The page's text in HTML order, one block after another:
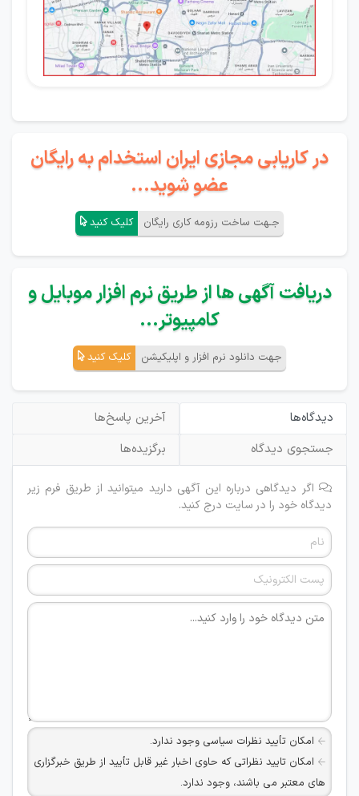
در کاریابی مجازی ایران استخدام به رایگان
عضو شوید...
جـهت ساخت رزومه کاری رایگان کلیک کنید
دریافت آگهی ها از طریق نرم افزار موبایل و
کامپیوتر...
جهت دانلود نرم افزار و اپلیکیشن کلیک کنید
دیدگاه‌ها
آخرین پاسخ‌ها
جستجوی دیدگاه
برگزیده‌ها
اگر دیدگاهی درباره این آگهی دارید میتوانید از طریق فرم زیر
دیدگاه خود را در سایت درج کنید.
امکان تأیید نظرات سیاسی وجود ندارد.
امکان تایید نظراتی که حاوی اخبار غیر قابل تأیید از طریق خبرگزاری
های معتبر می باشند، وجود ندارد.